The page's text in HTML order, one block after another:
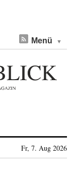
Menü
Fr, 7. Aug 2026